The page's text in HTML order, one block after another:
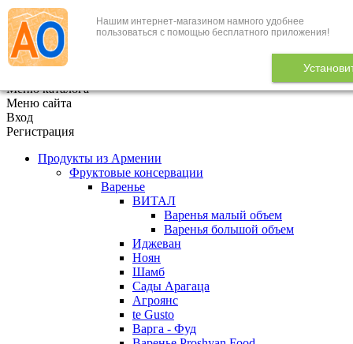
Нашим интернет-магазином намного удобнее
пользоваться с помощью бесплатного приложения!
+7 (495) 646-888-1
В корзине 0
Меню каталога
Меню сайта
Вход
Регистрация
Продукты из Армении
Фруктовые консервации
Варенье
ВИТАЛ
Варенья малый объем
Варенья большой объем
Иджеван
Ноян
Шамб
Сады Арагаца
Агроянс
te Gusto
Варга - Фуд